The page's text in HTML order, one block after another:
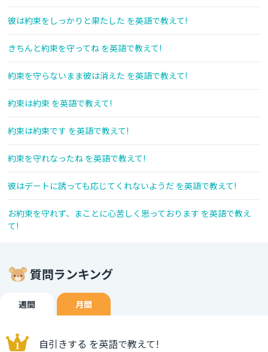
彼は約束をしっかりと果たした を英語で教えて!
きちんと約束を守ってね を英語で教えて!
約束を守らないまま彼は消えた を英語で教えて!
約束は約束 を英語で教えて!
約束は約束です を英語で教えて!
約束を守れなったね を英語で教えて!
彼はデートに誘っても応じてくれないようだ を英語で教えて!
お約束を守れず、まことに心苦しく思っております を英語で教え
て!
質問ランキング
週間 月間
自引きする を英語で教えて!